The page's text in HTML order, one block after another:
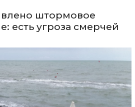
штормовое
есть угроза смерчей